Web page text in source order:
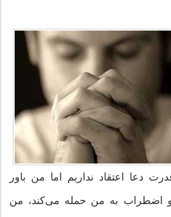
دعا اعتقاد نداریم اما من باور
اضطراب به من حمله می‌کند، من